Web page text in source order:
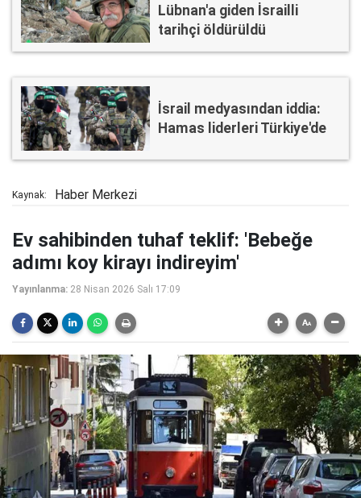
Lübnan'a giden İsrailli
tarihçi öldürüldü
İsrail medyasından iddia:
Hamas liderleri Türkiye'de
Kaynak: Haber Merkezi
Ev sahibinden tuhaf teklif: 'Bebeğe
adımı koy kirayı indireyim'
Yayınlanma: 28 Nisan 2026 Salı 17:09